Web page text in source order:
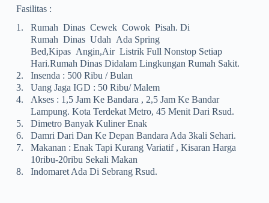
Fasilitas :
1.
Rumah Dinas Cewek Cowok Pisah. Di
Rumah Dinas Udah Ada Spring
Bed,kipas Angin,air Listrik Full Nonstop Setiap
Hari.rumah Dinas Didalam Lingkungan Rumah Sakit.
2.
Insenda : 500 Ribu / Bulan
3.
Uang Jaga IGD : 50 Ribu/ Malem
4.
Akses : 1,5 Jam Ke Bandara , 2,5 Jam Ke Bandar
Lampung. Kota Terdekat Metro, 45 Menit Dari Rsud.
5.
Dimetro Banyak Kuliner Enak
6.
Damri Dari Dan Ke Depan Bandara Ada 3kali Sehari.
7.
Makanan : Enak Tapi Kurang Variatif , Kisaran Harga
10ribu-20ribu Sekali Makan
8.
Indomaret Ada Di Sebrang Rsud.